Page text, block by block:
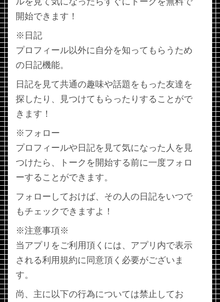
開始できます！
※日記
プロフィール以外に自分を知ってもらうため
の日記機能。
日記を見て共通の趣味や話題をもった友達を
探したり、見つけてもらったりすることがで
きます！
※フォロー
プロフィールや日記を見て気になった人を見
つけたら、トークを開始する前に一度フォロ
ーすることができます。
フォローしておけば、その人の日記をいつで
もチェックできますよ！
※注意事項※
当アプリをご利用頂くには、アプリ内で表示
される利用規約に同意頂く必要がございま
す。
尚、主に以下の行為については禁止してお